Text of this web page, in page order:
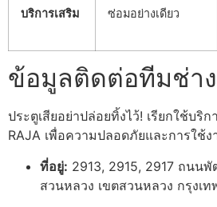
บริการเสริม ซ่อมอย่างเดียว
ข้อมูลติดต่อทีมช่า
ประตูเสียอย่าปล่อยทิ้งไว้! เรียกใช้บริ
RAJA เพื่อความปลอดภัยและการใช้
ที่อยู่: 2913, 2915, 2917 ถนน
สวนหลวง เขตสวนหลวง กรุงเ